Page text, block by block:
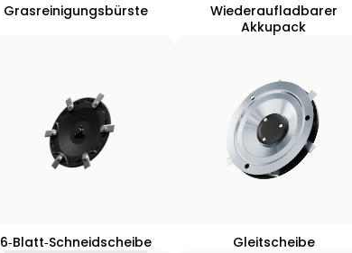
Grasreinigungsbürste
Wiederaufladbarer
Akkupack
6‑Blatt‑Schneidscheibe Gleitscheibe